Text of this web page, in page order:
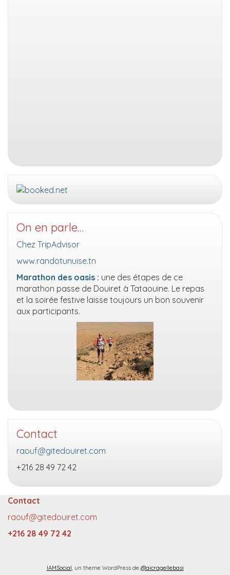
On en parle…
Chez TripAdvisor
www.randotunuise.tn
Marathon des oasis : une des étapes de ce
marathon passe de Douiret à Tataouine. Le repas
et la soirée festive laisse toujours un bon souvenir
aux participants.
Contact
raouf@gitedouiret.com
+216 28 49 72 42
Contact
raouf@gitedouiret.com
+216 28 49 72 42
IAMSocial , un theme WordPress de @aicragellebasi